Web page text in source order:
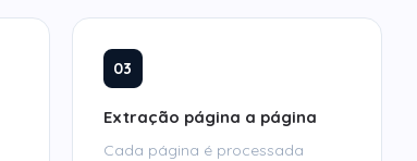
03
Extração página a página
Cada página é processada